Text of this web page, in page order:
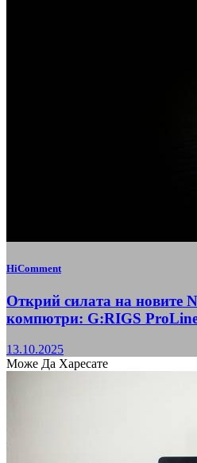
HiComment
Открий силата на новите
компютри: G:RIGS
13.10.2025
Може Да Харесате